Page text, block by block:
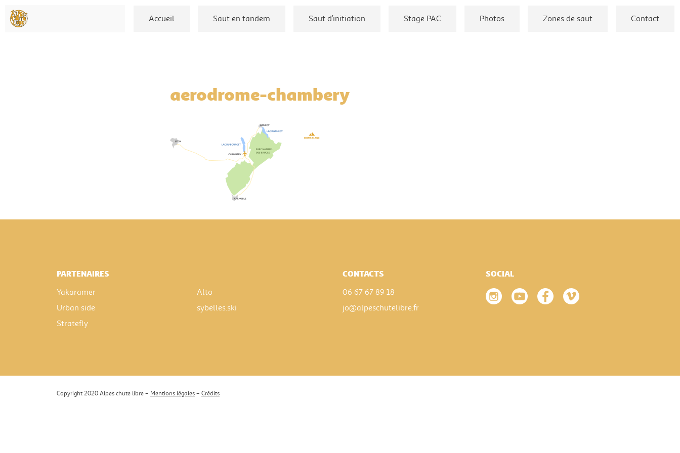
Accueil Saut en tandem Saut d’initiation Stage PAC Photos Zones de saut Contact
aerodrome-chambery
PARTENAIRES
Yakaramer
Alto
Urban side
sybelles.ski
Stratefly
CONTACTS
06 67 67 89 18
jo@alpeschutelibre.fr
SOCIAL
Copyright 2020 Alpes chute libre – Mentions légales– Crédits